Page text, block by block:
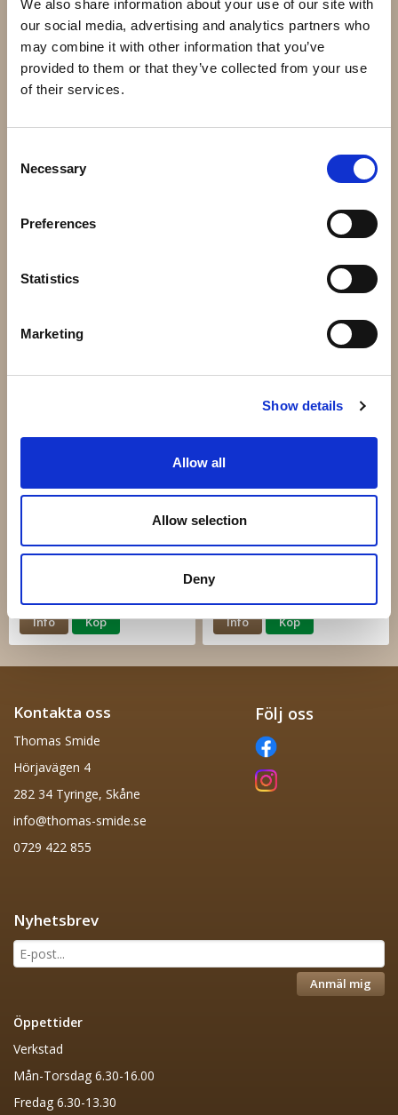
We also share information about your use of our site with
our social media, advertising and analytics partners who
may combine it with other information that you’ve
provided to them or that they’ve collected from your use
of their services.
Selection
Necessary
Preferences
Statistics
Marketing
Show details
Allow all
Allow selection
Deny
Andra har även köpt
Info
62.020 - 200x200mm
44.153 - 100x100x30mm
Info Köp
Svets Gångjärn M16
Info Köp
Kontakta oss
Thomas Smide
Hörjavägen 4
282 34 Tyringe, Skåne
info@thomas-smide.se
0729 422 855
Följ oss
Nyhetsbrev
Anmäl mig
Öppettider
Verkstad
Mån-Torsdag 6.30-16.00
Fredag 6.30-13.30